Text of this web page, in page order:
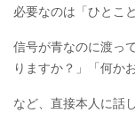
必要なのは「ひとこ
信号が青なのに渡っ
りますか？」「何か
など、直接本人に話